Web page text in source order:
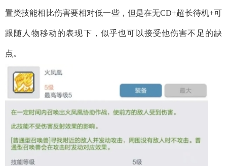
置类技能相比伤害要相对低一些，但是在无CD+超长待机+可
跟随人物移动的表现下，似乎也可以接受他伤害不足的缺
点。